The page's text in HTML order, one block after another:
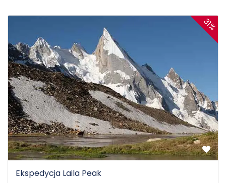
31%
Ekspedycja Laila Peak